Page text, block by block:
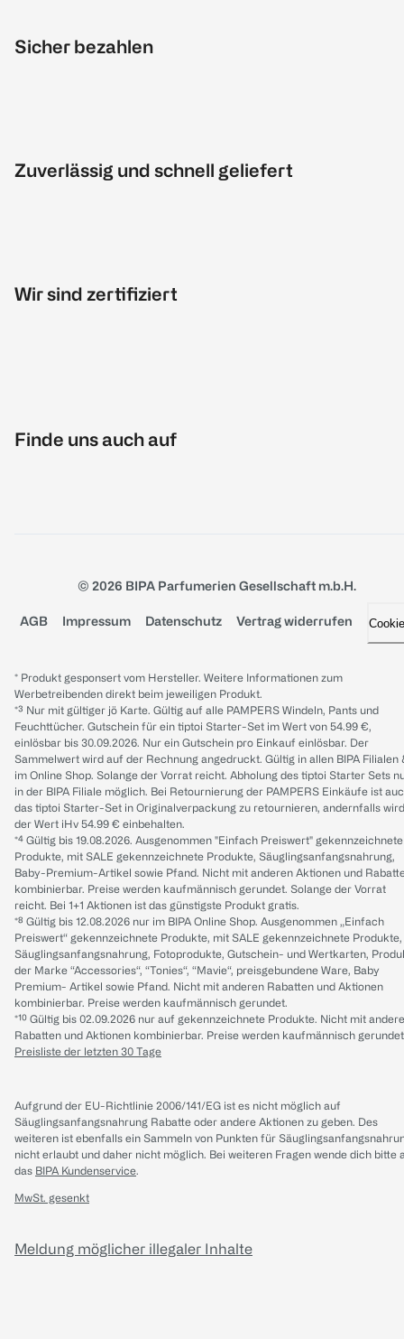
Sicher bezahlen
Zuverlässig und schnell geliefert
Wir sind zertifiziert
Finde uns auch auf
© 2026 BIPA Parfumerien Gesellschaft m.b.H.
AGB Impressum Datenschutz Vertrag widerrufen
* Produkt gesponsert vom Hersteller. Weitere Informationen zum
Werbetreibenden direkt beim jeweiligen Produkt.
*³ Nur mit gültiger jö Karte. Gültig auf alle PAMPERS Windeln, Pants und
Feuchttücher. Gutschein für ein tiptoi Starter-Set im Wert von 54.99 €,
einlösbar bis 30.09.2026. Nur ein Gutschein pro Einkauf einlösbar. Der
Sammelwert wird auf der Rechnung angedruckt. Gültig in allen BIPA Filialen
im Online Shop. Solange der Vorrat reicht. Abholung des tiptoi Starter Sets
in der BIPA Filiale möglich. Bei Retournierung der PAMPERS Einkäufe ist
das tiptoi Starter-Set in Originalverpackung zu retournieren, andernfalls wird
der Wert iHv 54.99 € einbehalten.
*⁴ Gültig bis 19.08.2026. Ausgenommen "Einfach Preiswert" gekennzeichnete
Produkte, mit SALE gekennzeichnete Produkte, Säuglingsanfangsnahrung,
Baby-Premium-Artikel sowie Pfand. Nicht mit anderen Aktionen und
kombinierbar. Preise werden kaufmännisch gerundet. Solange der Vorrat
reicht. Bei 1+1 Aktionen ist das günstigste Produkt gratis.
*⁸ Gültig bis 12.08.2026 nur im BIPA Online Shop. Ausgenommen „Einfach
Preiswert“ gekennzeichnete Produkte, mit SALE gekennzeichnete Produkte,
Säuglingsanfangsnahrung, Fotoprodukte, Gutschein- und Wertkarten,
der Marke “Accessories“, “Tonies“, “Mavie“, preisgebundene Ware, Baby
Premium- Artikel sowie Pfand. Nicht mit anderen Rabatten und Aktionen
kombinierbar. Preise werden kaufmännisch gerundet.
*¹⁰ Gültig bis 02.09.2026 nur auf gekennzeichnete Produkte. Nicht mit
Rabatten und Aktionen kombinierbar. Preise werden kaufmännisch
Preisliste der letzten 30 Tage
Aufgrund der EU-Richtlinie 2006/141/EG ist es nicht möglich auf
Säuglingsanfangsnahrung Rabatte oder andere Aktionen zu geben. Des
weiteren ist ebenfalls ein Sammeln von Punkten für
nicht erlaubt und daher nicht möglich. Bei weiteren Fragen wende dich bitte
das BIPA Kundenservice.
MwSt. gesenkt
Meldung möglicher illegaler Inhalte